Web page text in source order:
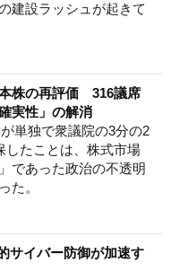
建設ラッシュが起きて
本株の再評価 316議席
実性」の解消
単独で衆議院の3分の2
したことは、株式市場
であった政治の不透明
た。
サイバー防御が加速す